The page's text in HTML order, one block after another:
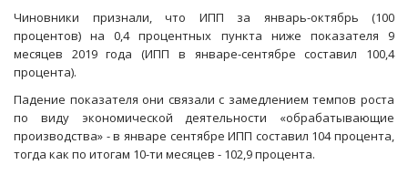
Чиновники признали, что ИПП за январь-октябрь (100
процентов) на 0,4 процентных пункта ниже показателя 9
месяцев 2019 года (ИПП в январе-сентябре составил 100,4
процента).
Падение показателя они связали с замедлением темпов роста
по виду экономической деятельности «обрабатывающие
производства» - в январе сентябре ИПП составил 104 процента,
тогда как по итогам 10-ти месяцев - 102,9 процента.